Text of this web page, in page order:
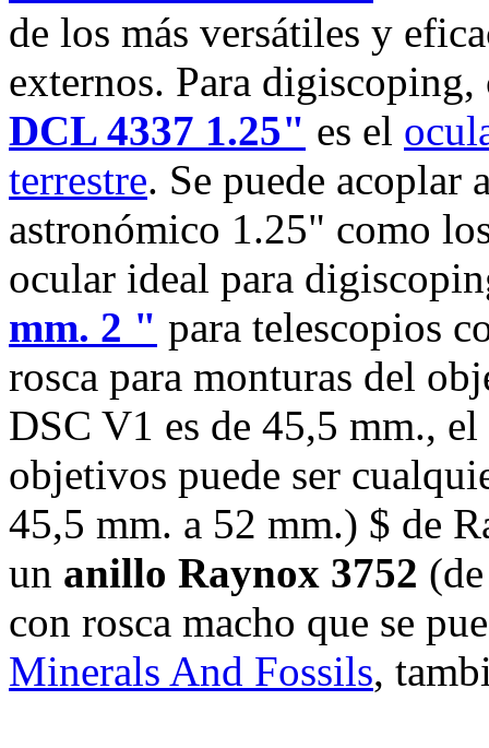
de los más versátiles y
externos. Para
DCL 4337 1.25" es el
terrestre. Se puede acoplar
astronómico 1.25" como
ocular ideal para
mm. 2 " para telescopios
rosca para monturas del
DSC V1 es de 45,5 mm., el
objetivos puede ser
45,5 mm. a 52 mm.) $ de
un anillo Raynox 3752
con rosca macho que se
Minerals And Fossils,